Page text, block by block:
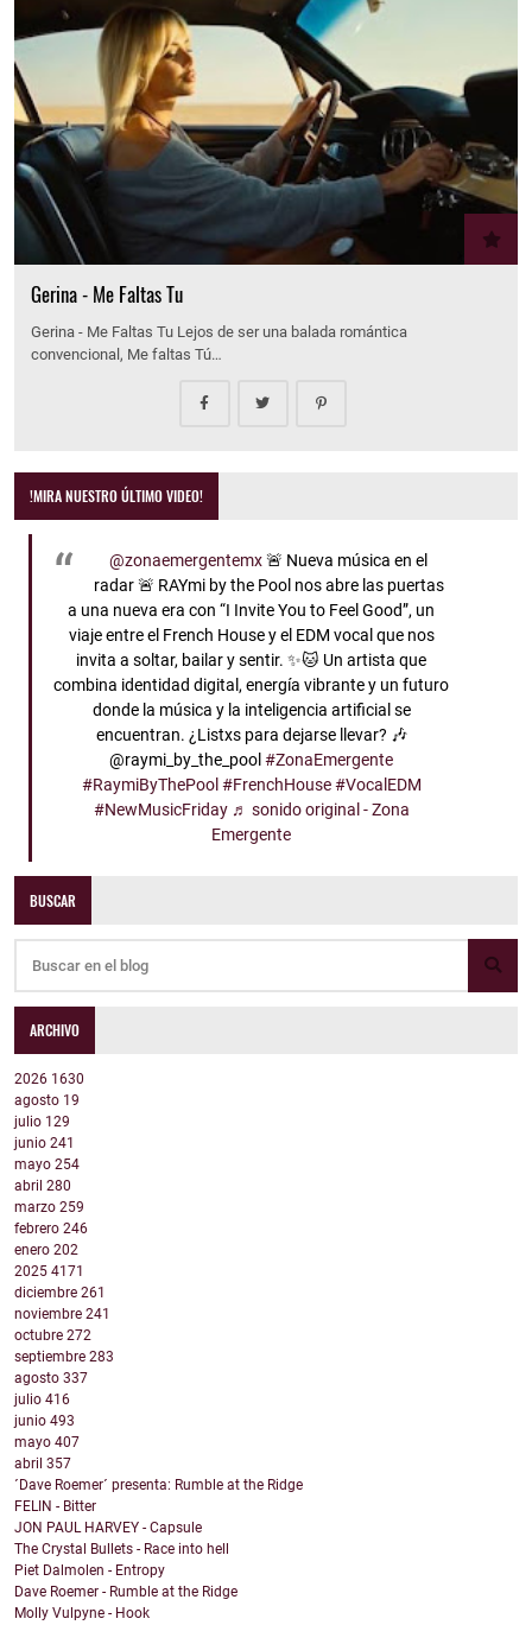
Gerina - Me Faltas Tu
Gerina - Me Faltas Tu Lejos de ser una balada romántica
convencional, Me faltas Tú…
!MIRA NUESTRO ÚLTIMO VIDEO!
@zonaemergentemx🚨 Nueva música en el
radar 🚨 RAYmi by the Pool nos abre las puertas
a una nueva era con “I Invite You to Feel Good”, un
viaje entre el French House y el EDM vocal que nos
invita a soltar, bailar y sentir. ✨🐱 Un artista que
combina identidad digital, energía vibrante y un futuro
donde la música y la inteligencia artificial se
encuentran. ¿Listxs para dejarse llevar? 🎶
@raymi_by_the_pool#ZonaEmergente
#RaymiByThePool #FrenchHouse #VocalEDM
#NewMusicFriday ♬ sonido original - Zona
Emergente
BUSCAR
ARCHIVO
2026 1630
agosto 19
julio 129
junio 241
mayo 254
abril 280
marzo 259
febrero 246
enero 202
2025 4171
diciembre 261
noviembre 241
octubre 272
septiembre 283
agosto 337
julio 416
junio 493
mayo 407
abril 357
´Dave Roemer´ presenta: Rumble at the Ridge
FELIN - Bitter
JON PAUL HARVEY - Capsule
The Crystal Bullets - Race into hell
Piet Dalmolen - Entropy
Dave Roemer - Rumble at the Ridge
Molly Vulpyne - Hook